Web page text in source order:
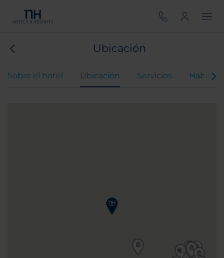
Ubicación
Sobre el hotel Ubicación Servicios